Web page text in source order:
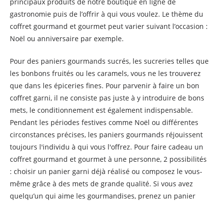
gastronomie puis de l’offrir à qui vous voulez. Le thème du
coffret gourmand et gourmet peut varier suivant l’occasion :
Noël ou anniversaire par exemple.
Pour des paniers gourmands sucrés, les sucreries telles que
les bonbons fruités ou les caramels, vous ne les trouverez
que dans les épiceries fines. Pour parvenir à faire un bon
coffret garni, il ne consiste pas juste à y introduire de bons
mets, le conditionnement est également indispensable.
Pendant les périodes festives comme Noël ou différentes
circonstances précises, les paniers gourmands réjouissent
toujours l'individu à qui vous l'offrez. Pour faire cadeau un
coffret gourmand et gourmet à une personne, 2 possibilités
: choisir un panier garni déjà réalisé ou composez le vous-
même grâce à des mets de grande qualité. Si vous avez
quelqu’un qui aime les gourmandises, prenez un panier